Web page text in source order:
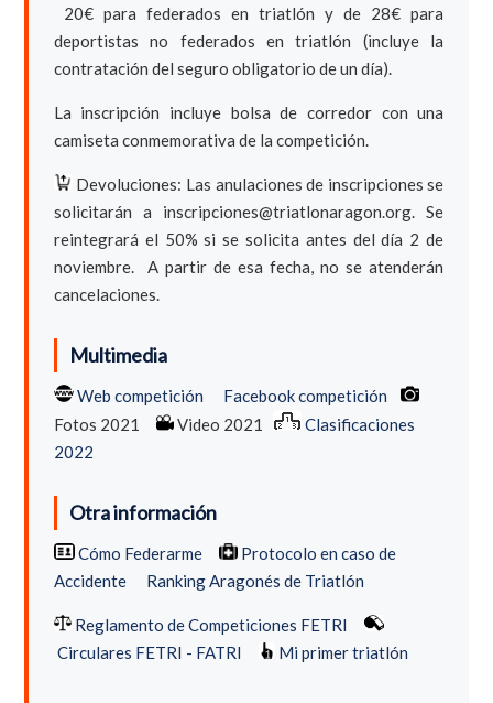
20€ para federados en triatlón y de 28€ para
deportistas no federados en triatlón (incluye la
contratación del seguro obligatorio de un día).
La inscripción incluye bolsa de corredor con una
camiseta conmemorativa de la competición.
Devoluciones: Las anulaciones de inscripciones se
solicitarán a inscripciones@triatlonaragon.org. Se
reintegrará el 50% si se solicita antes del día 2 de
noviembre. A partir de esa fecha, no se atenderán
cancelaciones.
Multimedia
Web competición
Facebook competición
Fotos 2021
Video 2021
Clasificaciones
2022
Otra información
Cómo Federarme
Protocolo en caso de
Accidente
Ranking Aragonés de Triatlón
Reglamento de Competiciones FETRI
Circulares FETRI - FATRI
Mi primer triatlón